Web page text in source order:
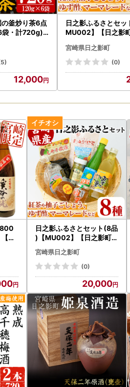
ビュー投稿をお願いいたします。
寄附者からの応援メッセージ
cheer.aspx?municipalid=1657
釜炒り茶6点
袋・計720g)
有機JAS認
心園】
12,000
日之影ふるさとセ
MU002】【日之影
宮崎県日之影町
(0)
姫
日之影ふるさとセット(8品
)【MU002】【日之影町村
おこし総合産業(株)】
宮崎県日之影町
(0)
20,000